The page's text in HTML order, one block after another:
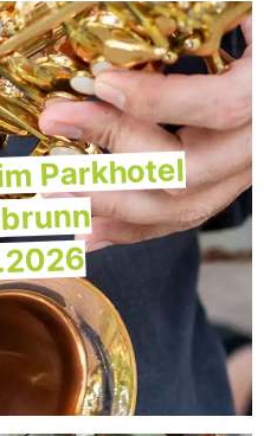
Parkhotel